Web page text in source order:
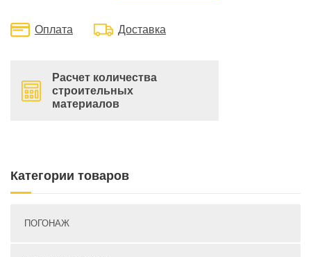
Оплата Доставка
Расчет количества
строительных
материалов
Категории товаров
ПОГОНАЖ